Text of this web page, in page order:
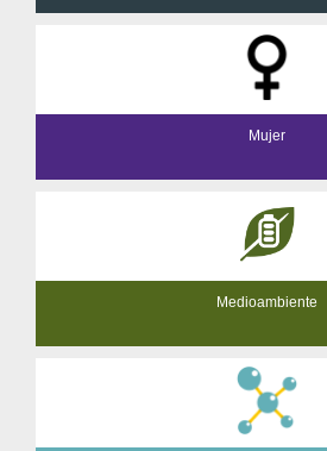
Mujer
Medioambiente